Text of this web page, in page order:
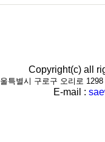
Copyright(c) all
특별시 구로구 오리로
E-mail :